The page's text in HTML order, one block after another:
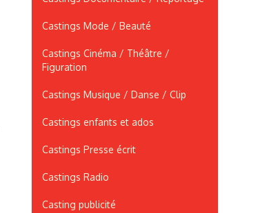
Castings Mode / Beauté
Castings Cinéma / Théâtre /
Figuration
Castings Musique / Danse / Clip
Castings enfants et ados
Castings Presse écrit
Castings Radio
Casting publicité